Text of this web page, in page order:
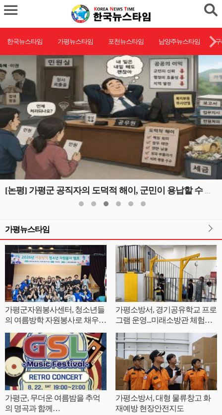
한국뉴스타임 가평뉴스타임 포천뉴스타임 남양주뉴스타임
[논평] 가평군 공직자의 도덕적 해이, 군민이 용납할 수 없다.
가평뉴스타임
가평군자원봉사센터, 청소년들
의 여름방학 자원봉사로 채우
다.
가평소방서, 경기공유학교 프로
그램 운영...미래소방관 체험으
로 안전의식 높여
가평군, 무더운 여름밤을 추억
의 명곡과 함께…
가평소방서, 대형 물류창고 화
재예방 현장안전지도